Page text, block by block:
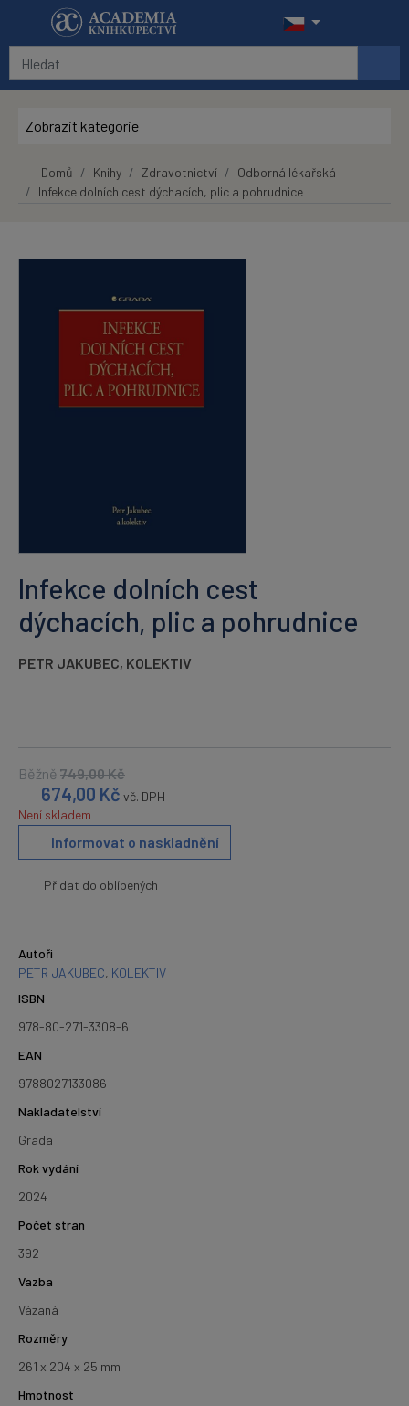
Přeskočit na hlavní obsah
Zobrazit kategorie
Domů Knihy Zdravotnictví
Odborná lékařská
Infekce dolních cest dýchacích, plic a pohrudnice
Infekce dolních cest
dýchacích, plic a pohrudnice
PETR JAKUBEC, KOLEKTIV
Běžně 749,00Kč
674,00 Kč vč. DPH
Není skladem
Informovat o naskladnění
Přidat do oblíbených
Autoři
PETR JAKUBEC, KOLEKTIV
ISBN
978-80-271-3308-6
EAN
9788027133086
Nakladatelství
Grada
Rok vydání
2024
Počet stran
392
Vazba
Vázaná
Rozměry
261 x 204 x 25 mm
Hmotnost